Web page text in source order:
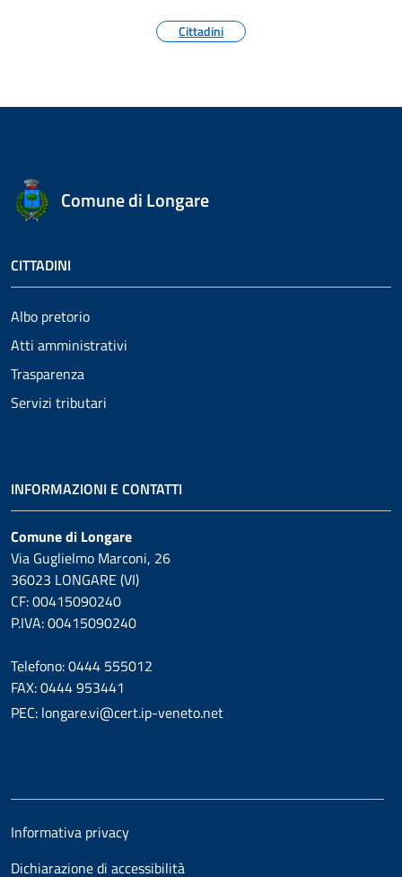
Cittadini
Comune di Longare
CITTADINI
Albo pretorio
Atti amministrativi
Trasparenza
Servizi tributari
INFORMAZIONI E CONTATTI
Comune di Longare
Via Guglielmo Marconi, 26
36023 LONGARE (VI)
CF: 00415090240
P.IVA: 00415090240
Telefono: 0444 555012
FAX: 0444 953441
PEC: longare.vi@cert.ip-veneto.net
Informativa privacy
Dichiarazione di accessibilità